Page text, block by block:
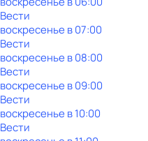
Вести
воскресенье в07:00
Вести
воскресенье в08:00
Вести
воскресенье в09:00
Вести
воскресенье в10:00
Вести